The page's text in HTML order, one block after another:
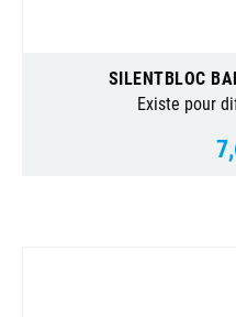
SILENTBLOC
Existe pour